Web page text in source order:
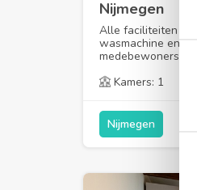
Nijmegen
Alle faciliteiten
wasmachine en
medebewoners....
Kamers: 1
Nijmegen